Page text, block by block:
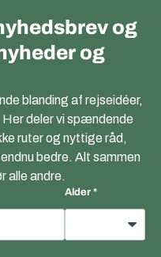
og
og
blanding af rejseidéer,
deler vi spændende
ruter og nyttige råd,
bedre. Alt sammen
alle andre.
Alder